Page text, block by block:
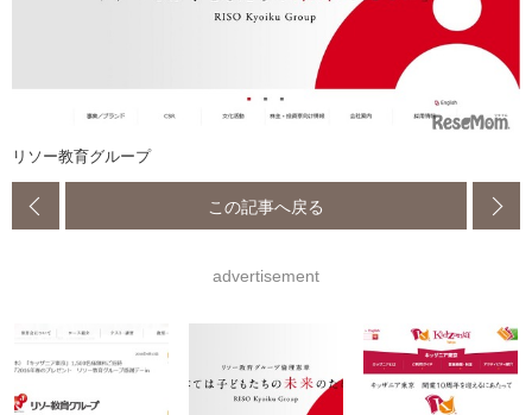
リソー教育グループ
この記事へ戻る
advertisement